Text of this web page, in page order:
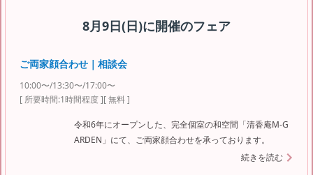
8月9日(日)に開催のフェア
ご両家顔合わせ｜相談会
10:00〜/13:30〜/17:00〜
[ 所要時間:1時間程度][ 無料 ]
令和6年にオープンした、完全個室の和空間「清香庵M-G
ARDEN」にて、ご両家顔合わせを承っております。
続きを読む